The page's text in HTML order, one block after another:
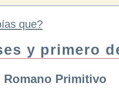
que?
y primero
Romano Primitivo